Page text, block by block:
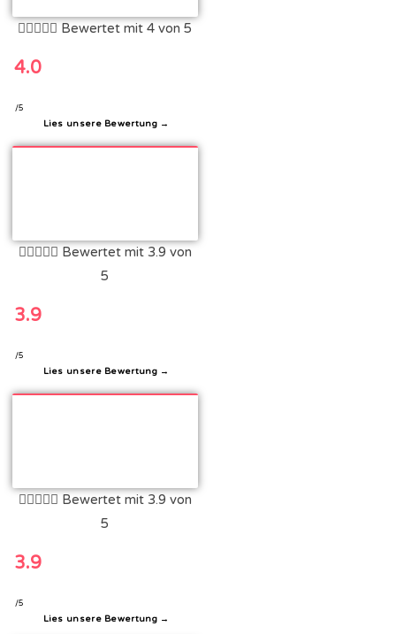
 Bewertet mit 4 von 5
4.0
/5
Lies unsere Bewertung →
 Bewertet mit 3.9 von
5
3.9
/5
Lies unsere Bewertung →
 Bewertet mit 3.9 von
5
3.9
/5
Lies unsere Bewertung →